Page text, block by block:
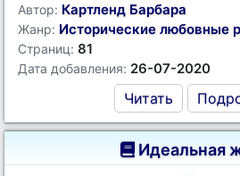
Автор: Картленд Барбара
Жанр: Исторические любовные
Страниц: 81
Дата добавления: 26-07-2020
Читать
Идеальная